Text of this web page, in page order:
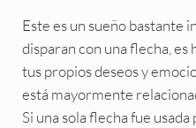
Este es un sueño bastante
disparan con una flecha, es
tus propios deseos y
está mayormente
Si una sola flecha fue